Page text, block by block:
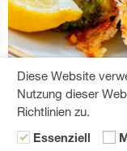
Knuspriger
Diese Website
Nutzung dieser
Richtlinien zu.
Essenziell